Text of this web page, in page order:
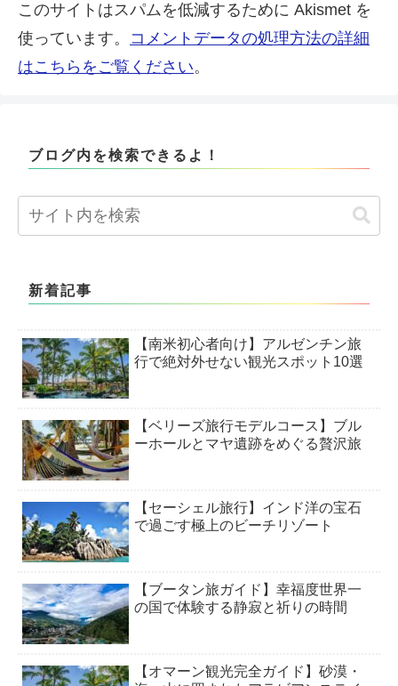
このサイトはスパムを低減するために Akismet を
使っています。 コメントデータの処理方法の詳細
はこちらをご覧ください。
ブログ内を検索できるよ！
新着記事
【南米初心者向け】アルゼンチン旅
行で絶対外せない観光スポット10選
【ベリーズ旅行モデルコース】ブル
ーホールとマヤ遺跡をめぐる贅沢旅
【セーシェル旅行】インド洋の宝石
で過ごす極上のビーチリゾート
【ブータン旅ガイド】幸福度世界一
の国で体験する静寂と祈りの時間
【オマーン観光完全ガイド】砂漠・